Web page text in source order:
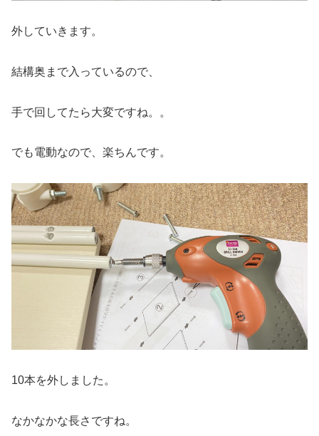
外していきます。
結構奥まで入っているので、
手で回してたら大変ですね。。
でも電動なので、楽ちんです。
10本を外しました。
なかなかな長さですね。